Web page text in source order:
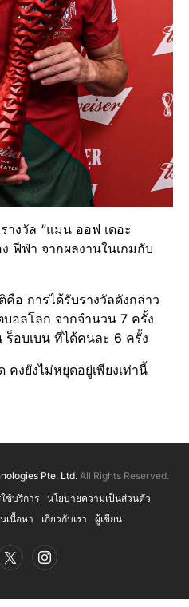
างวัล “แมน ออฟ เดอะ
ฟีฟ่า จากผลงานในเกมกับ
อ การได้รับรางวัลดังกล่าว
อลโลก จากจำนวน 7 ครั้ง
ร็อบเบน ที่ได้คนละ 6 ครั้ง
งยังไม่หยุดอยู่เพียงเท่านี้
Pte. Ltd.All Rights Reserved.
ช้บริการ
นโยบายความเป็นส่วนตัว
เนื้อหา เกี่ยวกับเรา ผู้เขียน